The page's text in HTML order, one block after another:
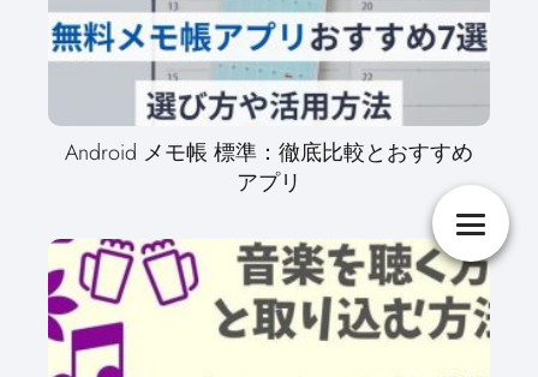
Android メモ帳 標準：徹底比較とおすすめ
アプリ